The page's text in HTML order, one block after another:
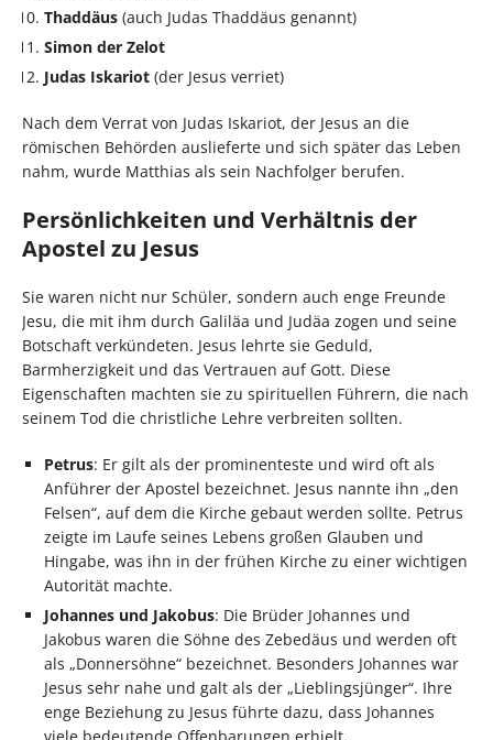
Thaddäus (auch Judas Thaddäus genannt)
Simon der Zelot
Judas Iskariot (der Jesus verriet)
Nach dem Verrat von Judas Iskariot, der Jesus an die
römischen Behörden auslieferte und sich später das Leben
nahm, wurde Matthias als sein Nachfolger berufen.
Persönlichkeiten und Verhältnis der
Apostel zu Jesus
Sie waren nicht nur Schüler, sondern auch enge Freunde
Jesu, die mit ihm durch Galiläa und Judäa zogen und seine
Botschaft verkündeten. Jesus lehrte sie Geduld,
Barmherzigkeit und das Vertrauen auf Gott. Diese
Eigenschaften machten sie zu spirituellen Führern, die nach
seinem Tod die christliche Lehre verbreiten sollten.
Petrus: Er gilt als der prominenteste und wird oft als
Anführer der Apostel bezeichnet. Jesus nannte ihn „den
Felsen“, auf dem die Kirche gebaut werden sollte. Petrus
zeigte im Laufe seines Lebens großen Glauben und
Hingabe, was ihn in der frühen Kirche zu einer wichtigen
Autorität machte.
Johannes und Jakobus: Die Brüder Johannes und
Jakobus waren die Söhne des Zebedäus und werden oft
als „Donnersöhne“ bezeichnet. Besonders Johannes war
Jesus sehr nahe und galt als der „Lieblingsjünger“. Ihre
enge Beziehung zu Jesus führte dazu, dass Johannes